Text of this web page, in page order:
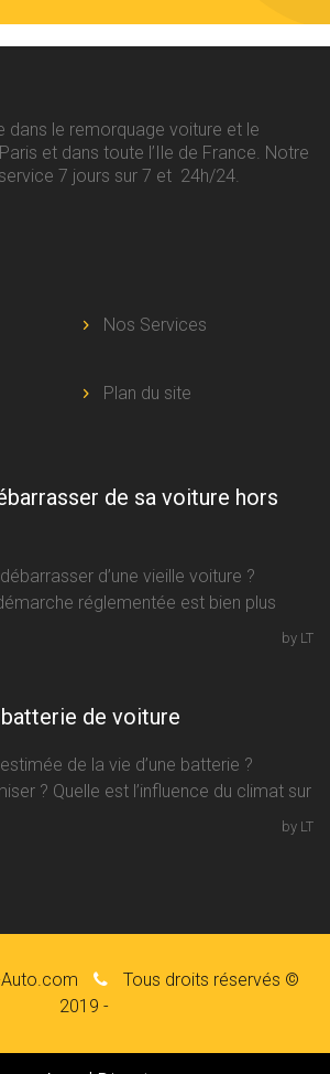
dans le remorquage voiture et le
et dans toute l’Ile de France. Notre
7 jours sur 7 et 24h/24.
Nos Services
Plan du site
de sa voiture hors
d’une vieille voiture ?
réglementée est bien plus
by LT
de voiture
de la vie d’une batterie ?
? Quelle est l’influence du climat sur
by LT
Tous droits réservés ©
2019 -